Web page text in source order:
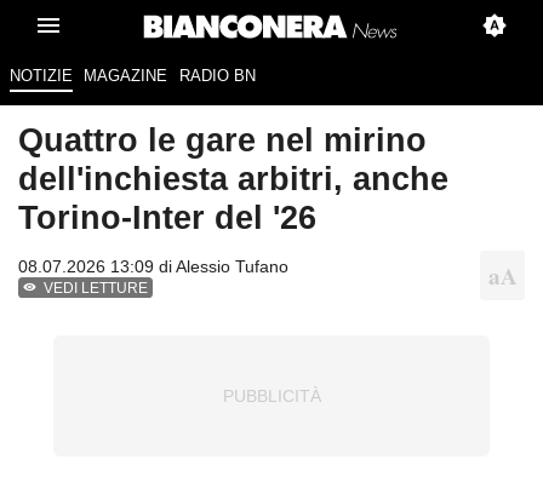
NOTIZIE MAGAZINE RADIO BN
Quattro le gare nel mirino
dell'inchiesta arbitri, anche
Torino-Inter del '26
08.07.2026 13:09 diAlessio Tufano
VEDI LETTURE